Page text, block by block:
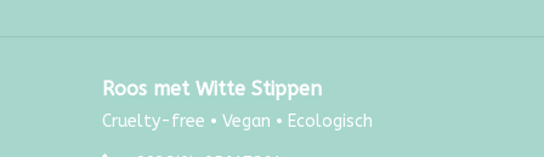
Roos met Witte Stippen
Cruelty-free • Vegan • Ecologisch